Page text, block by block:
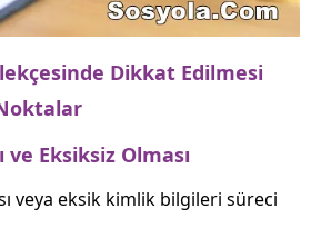
Dikkat Edilmesi
Eksiksiz Olması
veya eksik kimlik bilgileri süreci